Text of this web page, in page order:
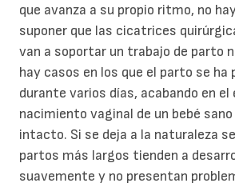
que avanza a su propio ritmo, no
suponer que las cicatrices
van a soportar un trabajo de parto
hay casos en los que el parto se ha
durante varios días, acabando en el
nacimiento vaginal de un bebé
intacto. Si se deja a la naturaleza
partos más largos tienden a
suavemente y no presentan